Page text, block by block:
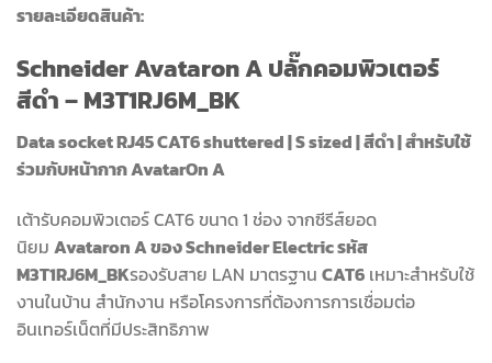
รายละเอียดสินค้า:
Schneider Avataron A ปลั๊กคอมพิวเตอร์
สีดำ – M3T1RJ6M_BK
Data socket RJ45 CAT6 shuttered | S sized | สีดำ | สำหรับใช้
ร่วมกับหน้ากาก AvatarOn A
เต้ารับคอมพิวเตอร์ CAT6 ขนาด 1 ช่อง จากซีรีส์ยอด
นิยม Avataron A ของ Schneider Electric รหัส
M3T1RJ6M_BKรองรับสาย LAN มาตรฐาน CAT6 เหมาะสำหรับใช้
งานในบ้าน สำนักงาน หรือโครงการที่ต้องการการเชื่อมต่อ
อินเทอร์เน็ตที่มีประสิทธิภาพ